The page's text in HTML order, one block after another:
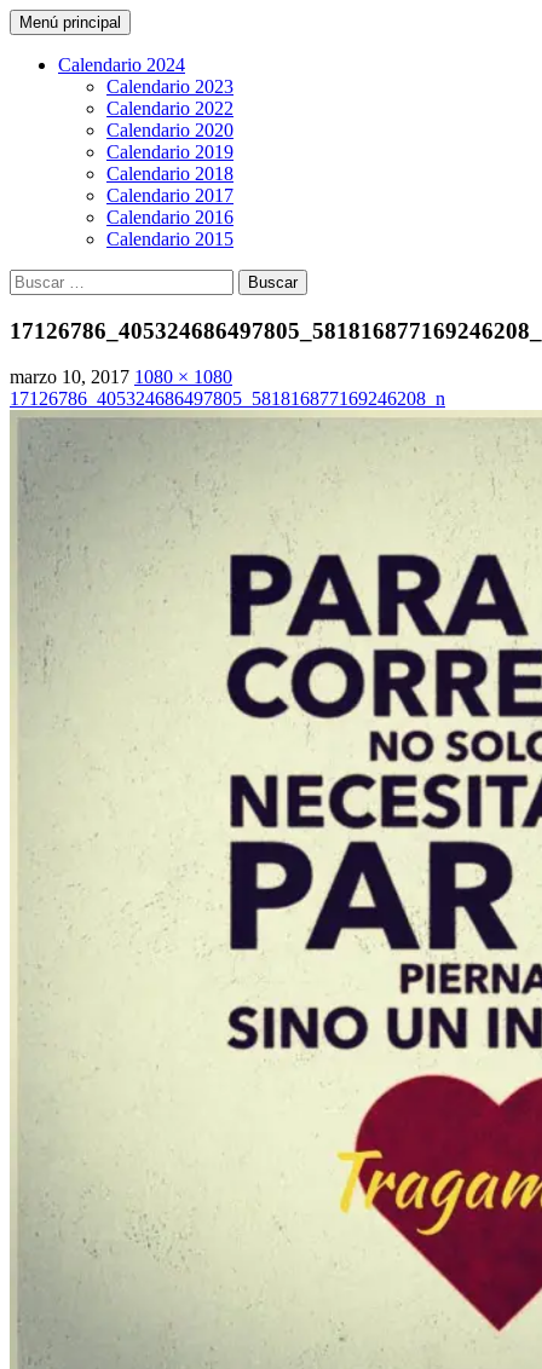
CarreraPro Venezuela
Buscar
Menú principal Saltar
al
contenido
Calendario 2024
Calendario 2023
Calendario 2022
Calendario 2020
Calendario 2019
Calendario 2018
Calendario 2017
Calendario 2016
Calendario 2015
Buscar:
marzo 10, 2017 1080 × 1080
17126786_405324686497805_581816877169246208_n